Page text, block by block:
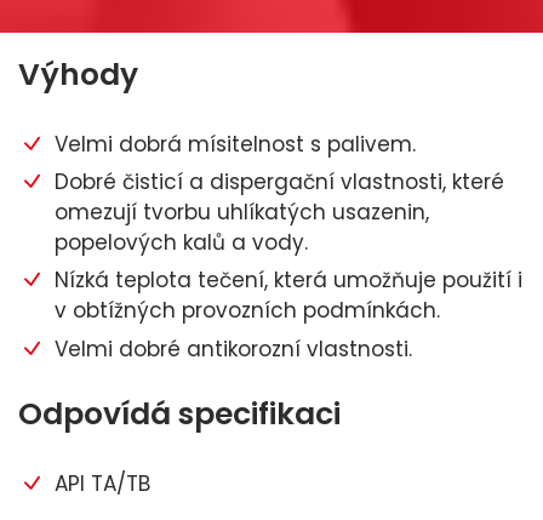
Výhody
Velmi dobrá mísitelnost s palivem.
Dobré čisticí a dispergační vlastnosti, které
omezují tvorbu uhlíkatých usazenin,
popelových kalů a vody.
Nízká teplota tečení, která umožňuje použití i
v obtížných provozních podmínkách.
Velmi dobré antikorozní vlastnosti.
Odpovídá specifikaci
API TA/TB